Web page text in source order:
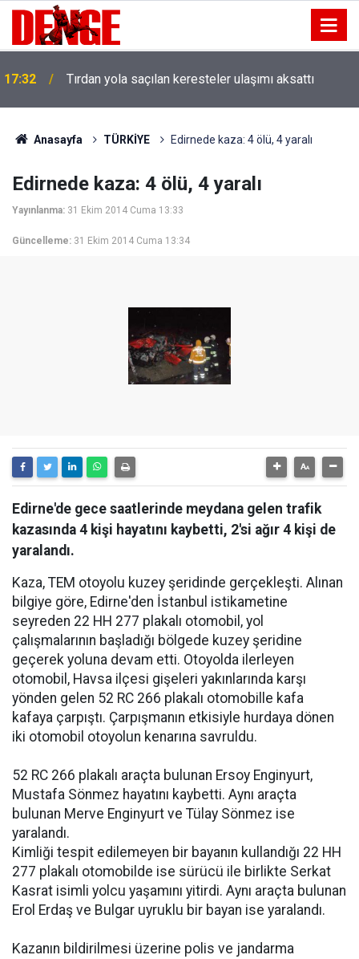
17:32 Tırdan yola saçılan keresteler ulaşımı aksattı
Anasayfa TÜRKİYE Edirnede kaza: 4 ölü, 4 yaralı
Edirnede kaza: 4 ölü, 4 yaralı
Yayınlanma: 31 Ekim 2014 Cuma 13:33
Güncelleme: 31 Ekim 2014 Cuma 13:34
Edirne'de gece saatlerinde meydana gelen trafik
kazasında 4 kişi hayatını kaybetti, 2'si ağır 4 kişi de
yaralandı.
Kaza, TEM otoyolu kuzey şeridinde gerçekleşti. Alınan
bilgiye göre, Edirne'den İstanbul istikametine
seyreden 22 HH 277 plakalı otomobil, yol
çalışmalarının başladığı bölgede kuzey şeridine
geçerek yoluna devam etti. Otoyolda ilerleyen
otomobil, Havsa ilçesi gişeleri yakınlarında karşı
yönden gelen 52 RC 266 plakalı otomobille kafa
kafaya çarpıştı. Çarpışmanın etkisiyle hurdaya dönen
iki otomobil otoyolun kenarına savruldu.
52 RC 266 plakalı araçta bulunan Ersoy Enginyurt,
Mustafa Sönmez hayatını kaybetti. Aynı araçta
bulunan Merve Enginyurt ve Tülay Sönmez ise
yaralandı.
Kimliği tespit edilemeyen bir bayanın kullandığı 22 HH
277 plakalı otomobilde ise sürücü ile birlikte Serkat
Kasrat isimli yolcu yaşamını yitirdi. Aynı araçta bulunan
Erol Erdaş ve Bulgar uyruklu bir bayan ise yaralandı.
Kazanın bildirilmesi üzerine polis ve jandarma